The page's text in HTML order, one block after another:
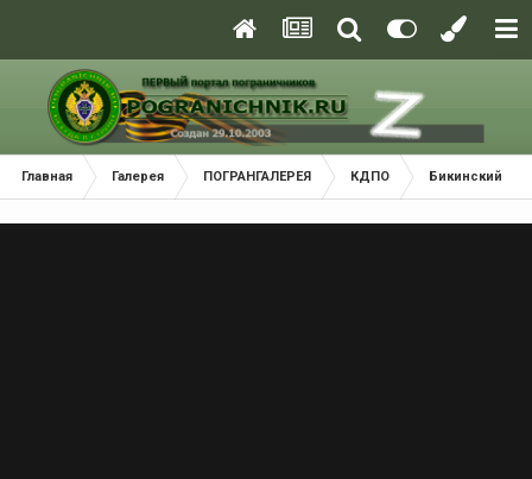
Главная Галерея ПОГРАНГАЛЕРЕЯ КДПО Бикинский